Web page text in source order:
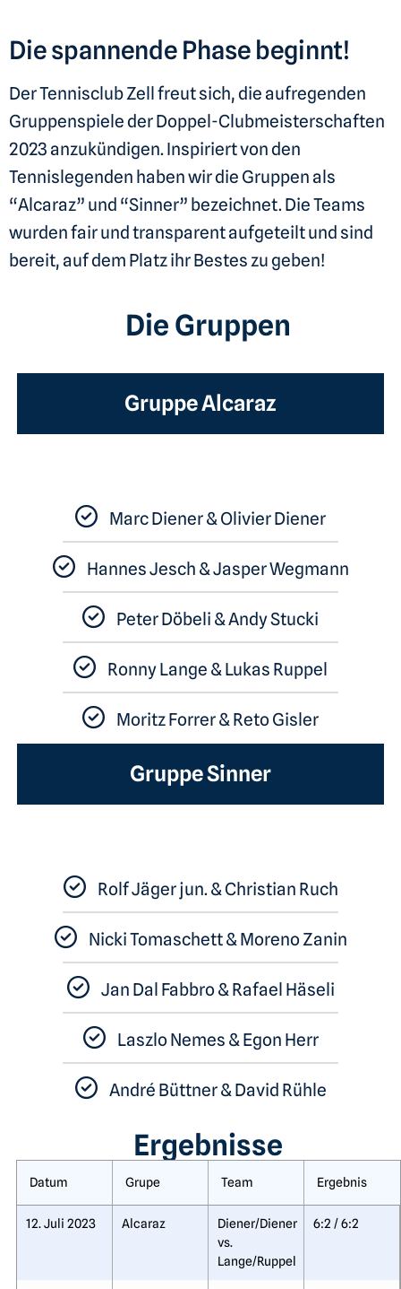
Die spannende Phase beginnt!
Der Tennisclub Zell freut sich, die aufregenden
Gruppenspiele der Doppel-Clubmeisterschaften
2023 anzukündigen. Inspiriert von den
Tennislegenden haben wir die Gruppen als
“Alcaraz” und “Sinner” bezeichnet. Die Teams
wurden fair und transparent aufgeteilt und sind
bereit, auf dem Platz ihr Bestes zu geben!
Die Gruppen
Gruppe Alcaraz​
Marc Diener & Olivier Diener
Hannes Jesch & Jasper Wegmann
Peter Döbeli & Andy Stucki
Ronny Lange & Lukas Ruppel
Moritz Forrer & Reto Gisler
Gruppe Sinner
Rolf Jäger jun. & Christian Ruch
Nicki Tomaschett & Moreno Zanin
Jan Dal Fabbro & Rafael Häseli
Laszlo Nemes & Egon Herr
André Büttner & David Rühle
Ergebnisse
Datum Grupe Team Ergebnis
12. Juli 2023 Alcaraz
Diener/Diener
vs.
Lange/Ruppel
6:2 / 6:2